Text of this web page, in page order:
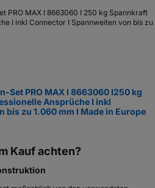
PRO MAX I 8663060 I 250 kg Spannkraft
I inkl Connector I Spannweiten von bis zu
Set PRO MAX I 8663060 I250 kg
Ansprüche I inkl
bis zu 1.060 mm I Made in Europe
Kauf achten?